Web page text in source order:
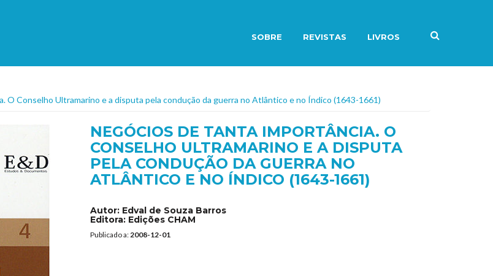
SOBRE REVISTAS LIVROS
O Conselho Ultramarino e a disputa pela condução da guerra no Atlântico e no Índico (1643-1661)
NEGÓCIOS DE TANTA IMPORTÂNCIA. O
CONSELHO ULTRAMARINO E A DISPUTA
PELA CONDUÇÃO DA GUERRA NO
ATLÂNTICO E NO ÍNDICO (1643-1661)
Autor: Edval de Souza Barros
Editora: Edições CHAM
Publicado a: 2008-12-01